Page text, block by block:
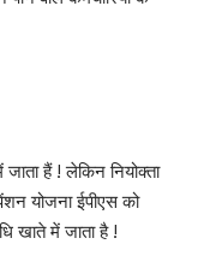
हैं ! लेकिन नियोक्ता
योजना ईपीएस को
खाते में जाता है !